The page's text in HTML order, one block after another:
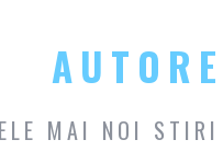
MAI NOI